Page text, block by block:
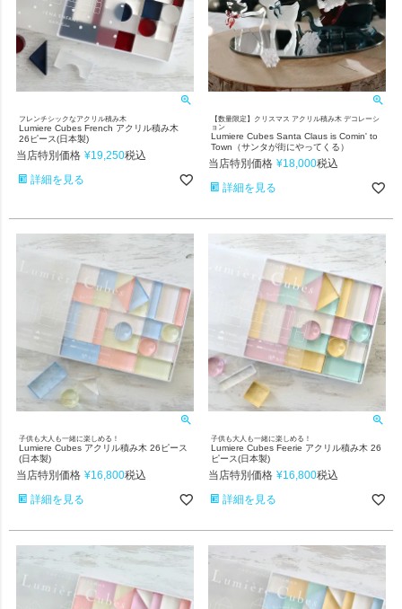
フレンチシックなアクリル積み木
Lumiere Cubes French アクリル積み木
26ピース(日本製)
当店特別価格 ¥19,250税込
詳細を見る
【数量限定】クリスマス アクリル積み木 デコレーシ
ョン
Lumiere Cubes Santa Claus is Comin' to
Town（サンタが街にやってくる）
当店特別価格 ¥18,000税込
詳細を見る
子供も大人も一緒に楽しめる！
Lumiere Cubes アクリル積み木 26ピース
(日本製)
当店特別価格 ¥16,800税込
詳細を見る
子供も大人も一緒に楽しめる！
Lumiere Cubes Feerie アクリル積み木 26
ピース(日本製)
当店特別価格 ¥16,800税込
詳細を見る